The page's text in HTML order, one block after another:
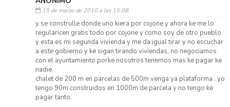
15 de marzo de 2010 a las 15:08
y se construlle donde uno kiera por cojone y ahora ke me lo
regularicen gratis todo por cojone y como soy de otro pueblo
y esta es mi segunda vivienda y me da igual tirar y no escuchar
a este gobierno y ke sigan tirando viviendas, no negociamos
con el ayuntamiento porke nosotros tenemos mas ke pagar ke
nadie.
chalet de 200 m en parcelas de 500m venga ya plataforma . yo
tengo 90m construidos en 1000m de parcela y no tengo ke
pagar tanto.